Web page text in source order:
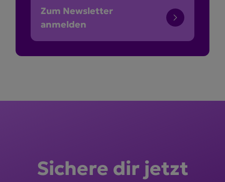
Zum Newsletter
anmelden
Sichere dir jetzt